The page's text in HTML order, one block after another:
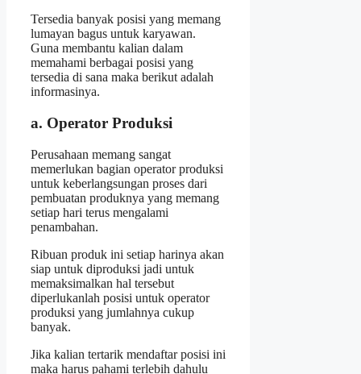
Tersedia banyak posisi yang memang
lumayan bagus untuk karyawan.
Guna membantu kalian dalam
memahami berbagai posisi yang
tersedia di sana maka berikut adalah
informasinya.
a. Operator Produksi
Perusahaan memang sangat
memerlukan bagian operator produksi
untuk keberlangsungan proses dari
pembuatan produknya yang memang
setiap hari terus mengalami
penambahan.
Ribuan produk ini setiap harinya akan
siap untuk diproduksi jadi untuk
memaksimalkan hal tersebut
diperlukanlah posisi untuk operator
produksi yang jumlahnya cukup
banyak.
Jika kalian tertarik mendaftar posisi ini
maka harus pahami terlebih dahulu